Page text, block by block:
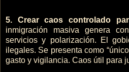
5. Crear caos controlado
inmigración masiva genera
servicios y polarización. El
ilegales. Se presenta como
gasto y vigilancia. Caos útil para